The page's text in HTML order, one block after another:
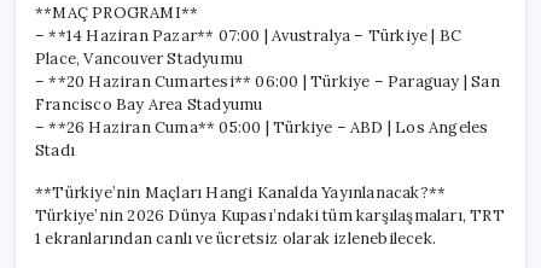
**MAÇ PROGRAMI**
– **14 Haziran Pazar** 07:00 | Avustralya – Türkiye | BC
Place, Vancouver Stadyumu
– **20 Haziran Cumartesi** 06:00 | Türkiye – Paraguay | San
Francisco Bay Area Stadyumu
– **26 Haziran Cuma** 05:00 | Türkiye – ABD | Los Angeles
Stadı
**Türkiye’nin Maçları Hangi Kanalda Yayınlanacak?**
Türkiye’nin 2026 Dünya Kupası’ndaki tüm karşılaşmaları, TRT
1 ekranlarından canlı ve ücretsiz olarak izlenebilecek.